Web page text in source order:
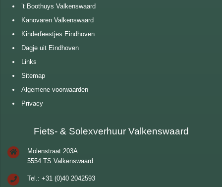
’t Boothuys Valkenswaard
Kanovaren Valkenswaard
Kinderfeestjes Eindhoven
Dagje uit Eindhoven
Links
Sitemap
Algemene voorwaarden
Privacy
Fiets- & Solexverhuur Valkenswaard
Molenstraat 203A
5554 TS Valkenswaard
Tel.: +31 (0)40 2042593